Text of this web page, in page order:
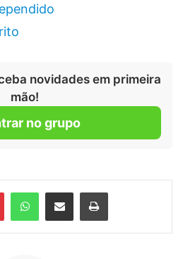
novidades em primeira
mão!
no grupo
PinterestWhatsApp
Compartilhar via e-mail Imprimir